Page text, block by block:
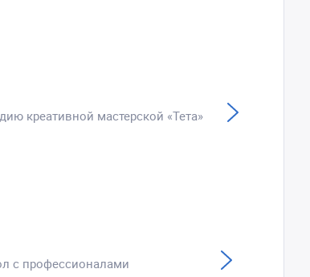
креативной мастерской «Тета»
с профессионалами